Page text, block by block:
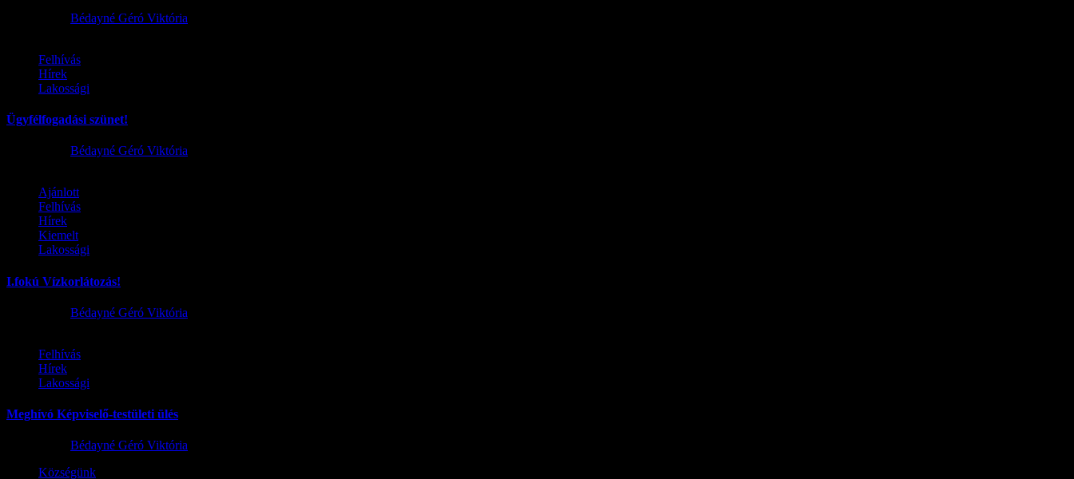
Bédayné Géró Viktória
Felhívás
Hírek
Lakossági
Ügyfélfogadási szünet!
Bédayné Géró Viktória
Ajánlott
Felhívás
Hírek
Kiemelt
Lakossági
I.fokú Vízkorlátozás!
Bédayné Géró Viktória
Felhívás
Hírek
Lakossági
Meghívó Képviselő-testületi ülés
Bédayné Géró Viktória
Községünk